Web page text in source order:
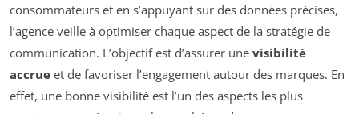
consommateurs et en s’appuyant sur des données précises,
l’agence veille à optimiser chaque aspect de la stratégie de
communication. L’objectif est d’assurer une visibilité
accrue et de favoriser l’engagement autour des marques. En
effet, une bonne visibilité est l’un des aspects les plus